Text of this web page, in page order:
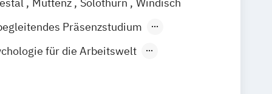
Präsenzstudium
Präsenzlehrgang
für die Arbeitswelt